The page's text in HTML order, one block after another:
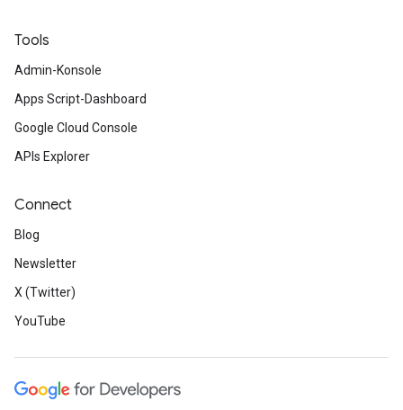
Tools
Admin-Konsole
Apps Script-Dashboard
Google Cloud Console
APIs Explorer
Connect
Blog
Newsletter
X (Twitter)
YouTube